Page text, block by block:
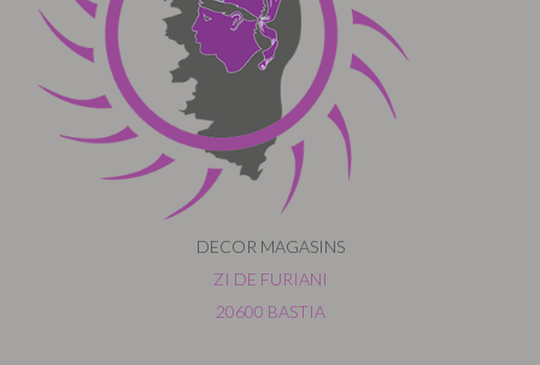
DECOR MAGASINS
ZI DE FURIANI
20600 BASTIA